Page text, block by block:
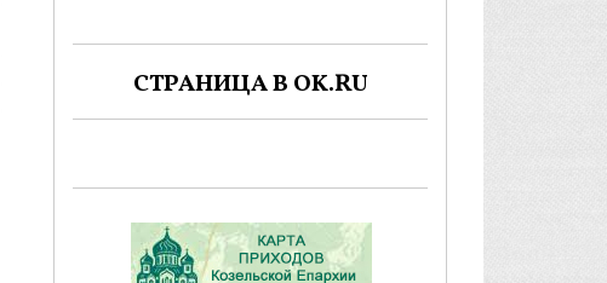
СТРАНИЦА В OK.RU